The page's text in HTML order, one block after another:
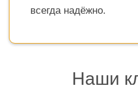
всегда надёжно.
Наши